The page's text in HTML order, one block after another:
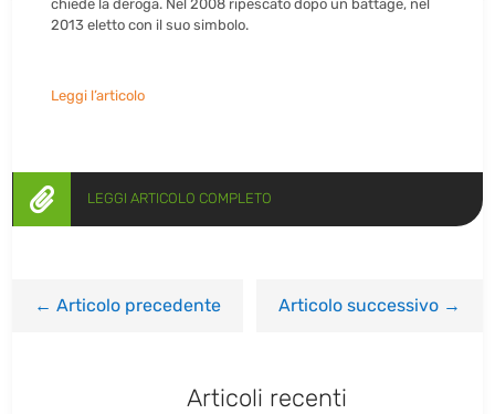
chiede la deroga. Nel 2008 ripescato dopo un battage, nel
2013 eletto con il suo simbolo.
Leggi l’articolo
 LEGGI ARTICOLO COMPLETO
←Articolo precedente Articolo successivo→
Articoli recenti